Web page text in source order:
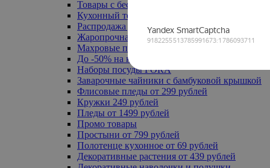
Товары с бесплатной доставкой
Кухонный текстиль
Распродажа до -50%
Жаропрочная посуда
Махровые полотенца
До -50% на ковры
Наборы посуды FORA
Заварочные чайники с бамбуковой крышкой
Флисовые пледы от 299 рублей
Кружки 249 рублей
Пледы от 1499 рублей
Промо товары
Простыни от 799 рублей
Полотенце кухонное от 69 рублей
Декоративные растения от 439 рублей